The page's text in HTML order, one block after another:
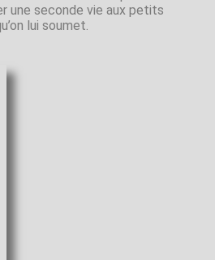
une seconde vie aux petits
lui soumet.